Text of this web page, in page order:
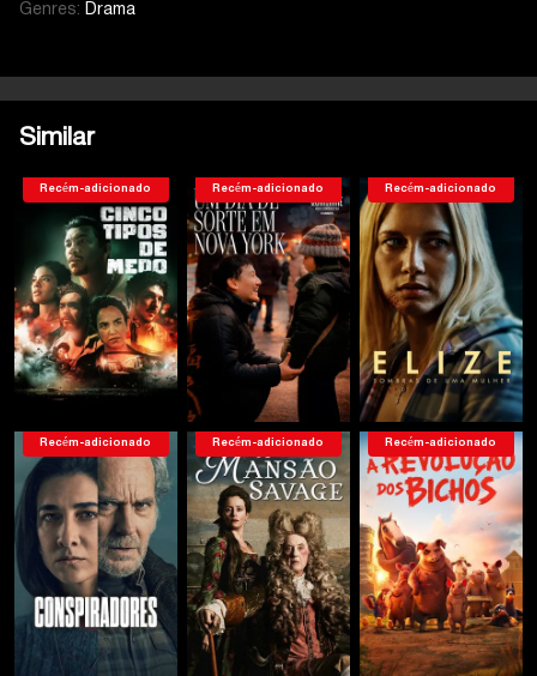
Genres: Drama
Similar
Recém-adicionado Recém-adicionado Recém-adicionado
Recém-adicionado Recém-adicionado Recém-adicionado